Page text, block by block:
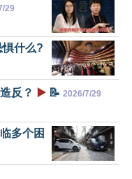
29
惧什么?
反？ ▶️ 📝 2026/7/29
多个困